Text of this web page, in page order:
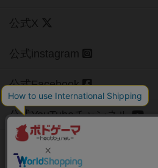
公式X
公式instagram
公式Facebook
公式YouTubeチャンネル